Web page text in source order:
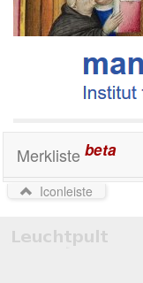
Merkliste beta
Iconleiste